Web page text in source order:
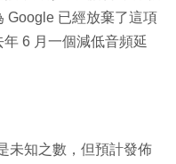
Google 已經放棄了這項
6 月一個減低音頻延
未知之數，但預計發佈